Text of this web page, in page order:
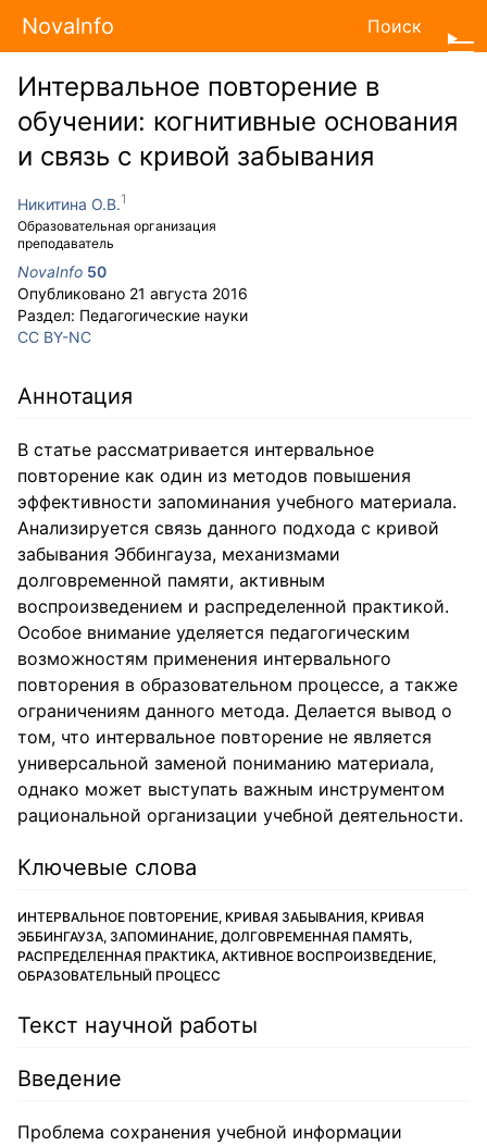
NovaInfo Поиск
Интервальное повторение в
обучении: когнитивные основания
и связь с кривой забывания
Никитина О.В.
Образовательная организация
преподаватель
NovaInfo 50
Опубликовано 21 августа 2016
Раздел: Педагогические науки
CC BY-NC
Аннотация
В статье рассматривается интервальное
повторение как один из методов повышения
эффективности запоминания учебного материала.
Анализируется связь данного подхода с кривой
забывания Эббингауза, механизмами
долговременной памяти, активным
воспроизведением и распределенной практикой.
Особое внимание уделяется педагогическим
возможностям применения интервального
повторения в образовательном процессе, а также
ограничениям данного метода. Делается вывод о
том, что интервальное повторение не является
универсальной заменой пониманию материала,
однако может выступать важным инструментом
рациональной организации учебной деятельности.
Ключевые слова
ИНТЕРВАЛЬНОЕ ПОВТОРЕНИЕ, КРИВАЯ ЗАБЫВАНИЯ, КРИВАЯ
ЭББИНГАУЗА, ЗАПОМИНАНИЕ, ДОЛГОВРЕМЕННАЯ ПАМЯТЬ,
РАСПРЕДЕЛЕННАЯ ПРАКТИКА, АКТИВНОЕ ВОСПРОИЗВЕДЕНИЕ,
ОБРАЗОВАТЕЛЬНЫЙ ПРОЦЕСС
Текст научной работы
Введение
Проблема сохранения учебной информации